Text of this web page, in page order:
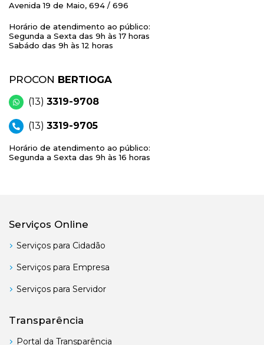
Avenida 19 de Maio, 694 / 696
Horário de atendimento ao público:
Segunda a Sexta das 9h às 17 horas
Sabádo das 9h às 12 horas
PROCON BERTIOGA
(13) 3319-9708
(13) 3319-9705
Horário de atendimento ao público:
Segunda a Sexta das 9h às 16 horas
Serviços Online
Serviços para Cidadão
Serviços para Empresa
Serviços para Servidor
Transparência
Portal da Transparência